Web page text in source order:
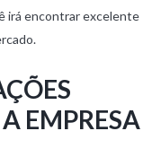
irá encontrar excelente
EMPRESA